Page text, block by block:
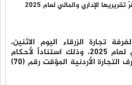
تجارة الزرقاء اليوم الاثنين،
اجتماعها العادي الثاني لعام 2025، وذلك استناداً لأحكام
المادة (9/أ) من قانون غرف التجارة الأردنية المؤقت رقم (70)